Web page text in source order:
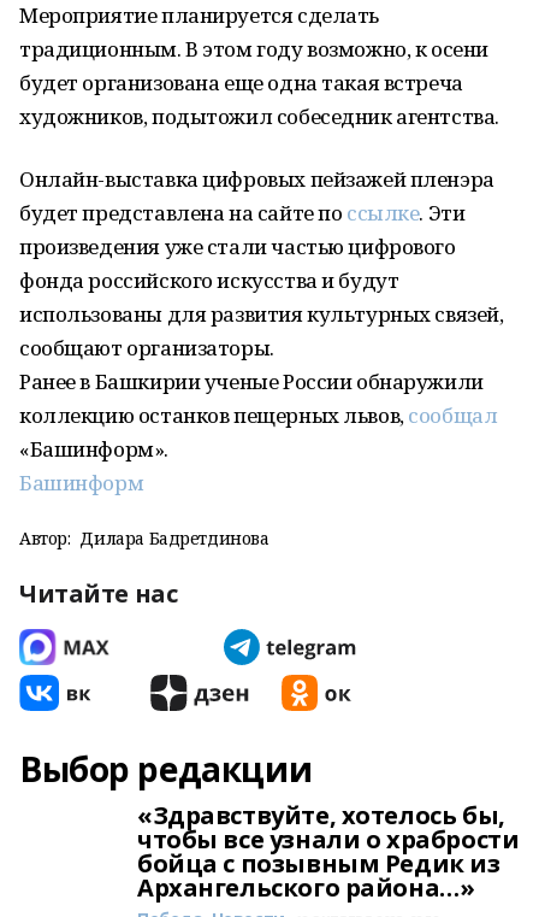
Мероприятие планируется сделать
традиционным. В этом году возможно, к осени
будет организована еще одна такая встреча
художников, подытожил собеседник агентства.
Онлайн-выставка цифровых пейзажей пленэра
будет представлена на сайте по ссылке. Эти
произведения уже стали частью цифрового
фонда российского искусства и будут
использованы для развития культурных связей,
сообщают организаторы.
Ранее в Башкирии ученые России обнаружили
коллекцию останков пещерных львов,сообщал
«Башинформ».
Башинформ
Автор: Дилара Бадретдинова
Читайте нас
Выбор редакции
«Здравствуйте, хотелось бы,
чтобы все узнали о храбрости
бойца с позывным Редик из
Архангельского района…»